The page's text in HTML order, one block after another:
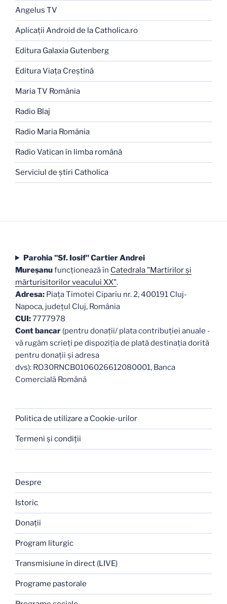
Angelus TV
Aplicaţii Android de la Catholica.ro
Editura Galaxia Gutenberg
Editura Viaţa Creştină
Maria TV România
Radio Blaj
Radio Maria România
Radio Vatican în limba română
Serviciul de ştiri Catholica
Parohia "Sf. Iosif" Cartier Andrei
Mureşanufuncţionează în Catedrala "Martirilor şi
mărturisitorilor veacului XX".
Adresa: Piaţa Timotei Cipariu nr. 2, 400191 Cluj-
Napoca, judeţul Cluj, România
CUI:7777978
Cont bancar (pentru donații/ plata contribuției anuale -
vă rugăm scrieți pe dispoziția de plată destinația dorită
pentru donații și adresa
dvs): RO30RNCB0106026612080001, Banca
Comercială Română
Politica de utilizare a Cookie-urilor
Termeni şi condiţii
Despre
Istoric
Donaţii
Program liturgic
Transmisiune în direct (LIVE)
Programe pastorale